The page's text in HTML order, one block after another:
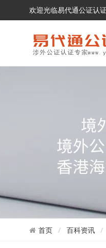
欢迎光临易代通公证认
首页 百科资讯